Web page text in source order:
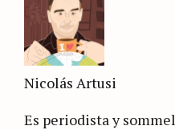
Nicolás Artusi
Es periodista y